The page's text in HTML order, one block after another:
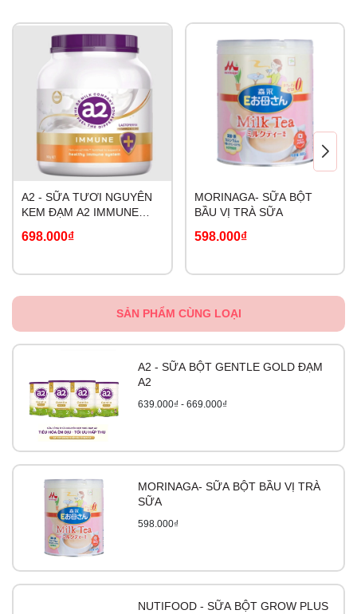
A2 - SỮA TƯƠI NGUYÊN
KEM ĐẠM A2 IMMUNE
698.000₫
MORINAGA- SỮA BỘT
BẦU VỊ TRÀ SỮA
598.000₫
SẢN PHẨM CÙNG LOẠI
A2 - SỮA BỘT GENTLE GOLD ĐẠM
A2
639.000₫ - 669.000₫
MORINAGA- SỮA BỘT BẦU VỊ TRÀ
SỮA
598.000₫
NUTIFOOD - SỮA BỘT GROW PLUS